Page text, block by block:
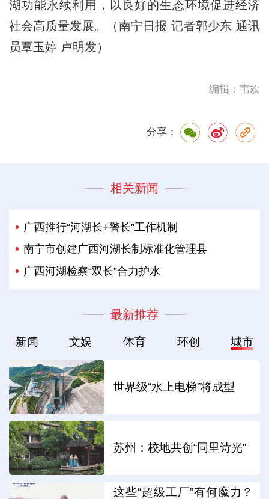
湖功能永续利用，以良好的生态环境促进经济
社会高质量发展。（南宁日报 记者郭少东 通讯
员覃玉婷 卢明发）
编辑：韦欢
分享：
相关新闻
广西推行“河湖长+警长”工作机制
南宁市创建广西河湖长制标准化管理县
广西河湖检察“双长”合力护水
最新推荐
新闻 文娱 体育 环创 城市
世界级“水上电梯”将成型
苏州：校地共创“同里诗光”
这些“超级工厂”有何魔力？